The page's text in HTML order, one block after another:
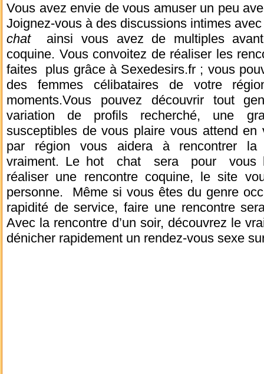
Vous avez envie de vous amuser un peu
Joignez-vous à des discussions intimes
chatainsi vous avez de multiples
coquine. Vous convoitez de réaliser les
faites plus grâce à Sexedesirs.fr ; vous
des femmes célibataires de votre
moments.Vous pouvez découvrir tout
variation de profils recherché, une
susceptibles de vous plaire vous attend
par région vous aidera à rencontrer la
vraiment. Le hot chat sera pour vous
réaliser une rencontre coquine, le site
personne. Même si vous êtes du genre
rapidité de service, faire une rencontre
Avec la rencontre d’un soir, découvrez le
dénicher rapidement un rendez-vous sexe